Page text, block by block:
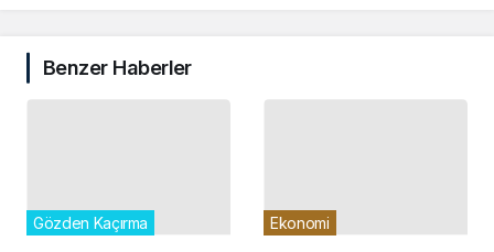
Benzer Haberler
Gözden Kaçırma Ekonomi